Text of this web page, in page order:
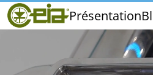
Présentation
Home
CEIA
Salons et Événements